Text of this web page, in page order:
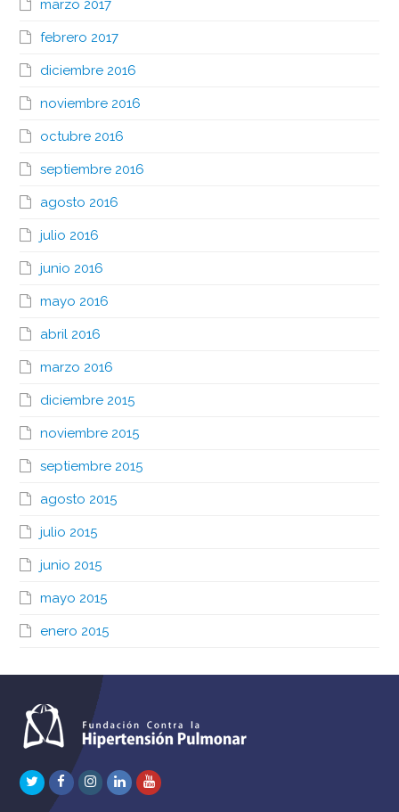
marzo 2017
febrero 2017
diciembre 2016
noviembre 2016
octubre 2016
septiembre 2016
agosto 2016
julio 2016
junio 2016
mayo 2016
abril 2016
marzo 2016
diciembre 2015
noviembre 2015
septiembre 2015
agosto 2015
julio 2015
junio 2015
mayo 2015
enero 2015
TwitterFacebook
Instagram
LinkedInYoutube